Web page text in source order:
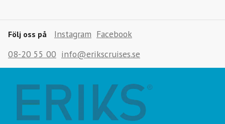
Följ oss på Instagram Facebook
08-20 55 00 info@erikscruises.se